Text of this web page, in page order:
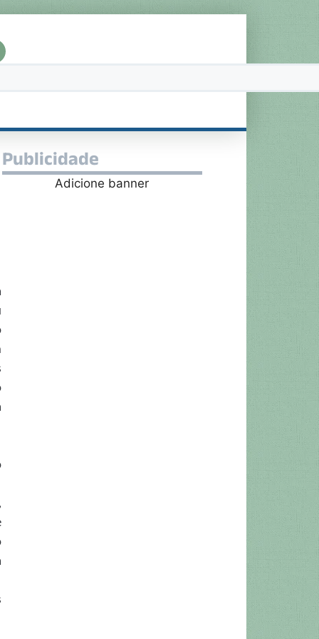
Publicidade
Adicione banner